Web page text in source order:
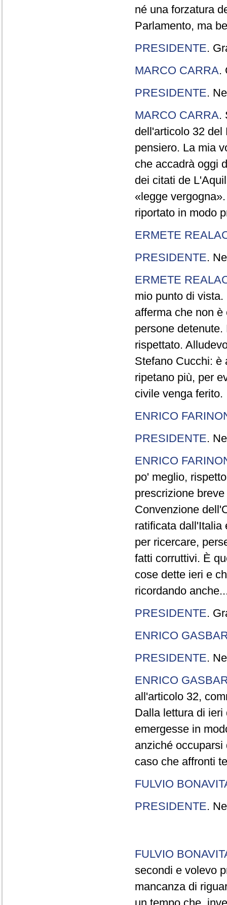
né una forzatura
Parlamento, ma
PRESIDENTE.
MARCO CARRA.
PRESIDENTE.
MARCO CARRA.
dell'articolo 32 del
pensiero. La mia
che accadrà oggi
dei citati de
«legge
riportato in modo
ERMETE
PRESIDENTE.
ERMETE
mio punto di
afferma che non
persone
rispettato.
Stefano Cucchi: è
ripetano più, per
civile venga ferito.
ENRICO
PRESIDENTE.
ENRICO
po' meglio,
prescrizione
Convenzione
ratificata dall'Italia
per ricercare,
fatti corruttivi. È
cose dette ieri e
ricordando
PRESIDENTE.
ENRICO
PRESIDENTE.
ENRICO
all'articolo 32,
Dalla lettura di
emergesse in
anziché
caso che affronti
FULVIO
PRESIDENTE.
FULVIO
secondi e volevo
mancanza di